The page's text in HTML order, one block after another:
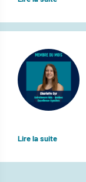
Lire la suite